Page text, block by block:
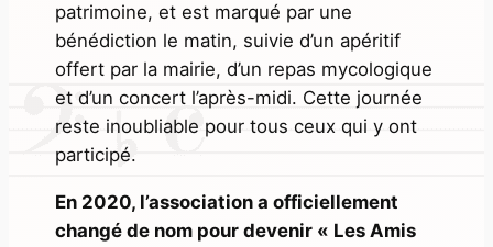
patrimoine, et est marqué par une
bénédiction le matin, suivie d’un apéritif
offert par la mairie, d’un repas mycologique
et d’un concert l’après-midi. Cette journée
reste inoubliable pour tous ceux qui y ont
participé.
En 2020, l’association a officiellement
changé de nom pour devenir « Les Amis